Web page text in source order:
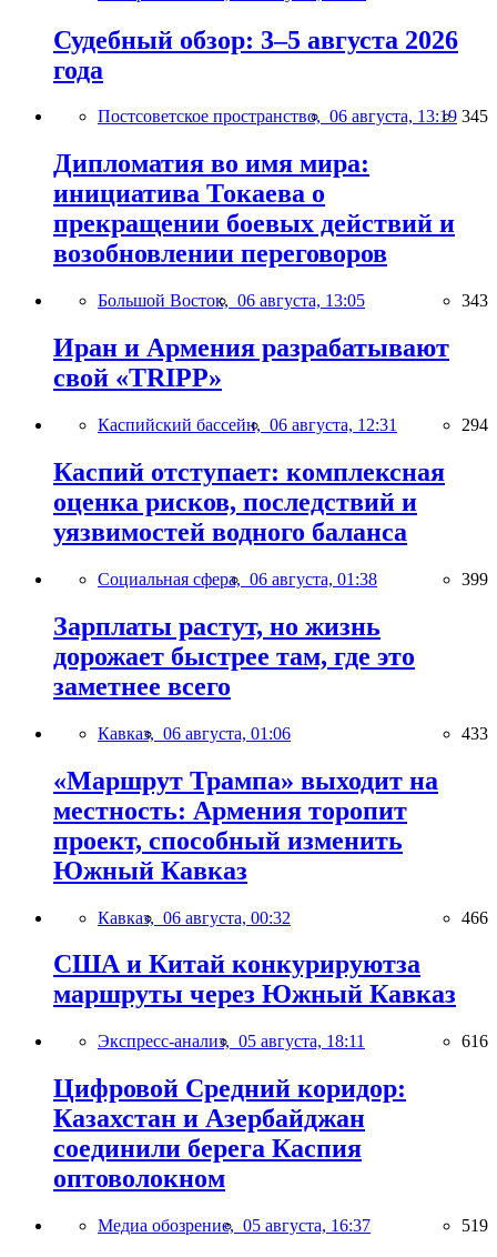
Судебный обзор: 3–5 августа 2026
года
Постсоветское пространство, 06 августа, 13:19 345
Дипломатия во имя мира:
инициатива Токаева о
прекращении боевых действий и
возобновлении переговоров
Большой Восток, 06 августа, 13:05 343
Иран и Армения разрабатывают
свой «TRIPP»
Каспийский бассейн, 06 августа, 12:31 294
Каспий отступает: комплексная
оценка рисков, последствий и
уязвимостей водного баланса
Социальная сфера, 06 августа, 01:38 399
Зарплаты растут, но жизнь
дорожает быстрее там, где это
заметнее всего
Кавказ, 06 августа, 01:06 433
«Маршрут Трампа» выходит на
местность: Армения торопит
проект, способный изменить
Южный Кавказ
Кавказ, 06 августа, 00:32 466
США и Китай конкурируютза
маршруты через Южный Кавказ
Экспресс-анализ, 05 августа, 18:11 616
Цифровой Средний коридор:
Казахстан и Азербайджан
соединили берега Каспия
оптоволокном
Медиа обозрение, 05 августа, 16:37 519